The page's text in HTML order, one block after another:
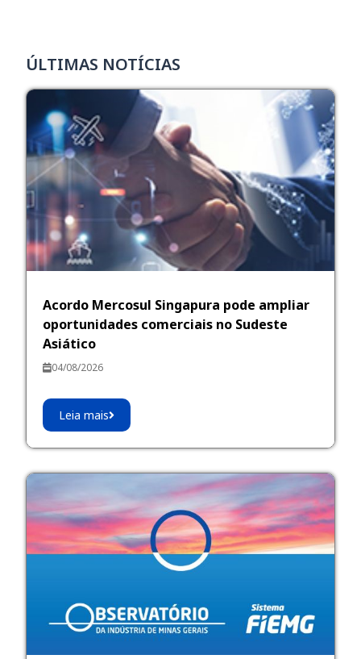
ÚLTIMAS NOTÍCIAS
Acordo Mercosul Singapura pode ampliar
oportunidades comerciais no Sudeste
Asiático
04/08/2026
Leia mais